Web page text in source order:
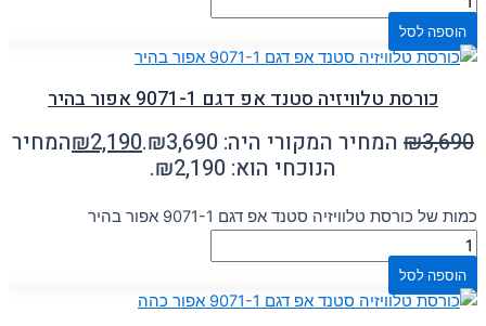
הוספה לסל
כורסת טלוויזיה סטנד אפ דגם 9071-1 אפור בהיר
₪3,690 המחיר המקורי היה: ₪3,690. ₪2,190
המחיר
הנוכחי הוא: ₪2,190.
כמות של כורסת טלוויזיה סטנד אפ דגם 9071-1 אפור בהיר
הוספה לסל